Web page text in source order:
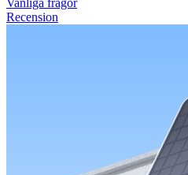
Vanliga frågor
Recension